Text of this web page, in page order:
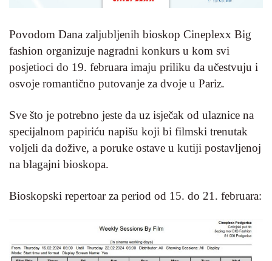
Povodom Dana zaljubljenih bioskop Cineplexx Big
fashion organizuje nagradni konkurs u kom svi
posjetioci do 19. februara imaju priliku da učestvuju i
osvoje romantično putovanje za dvoje u Pariz.
Sve što je potrebno jeste da uz isječak od ulaznice na
specijalnom papiriću napišu koji bi filmski trenutak
voljeli da dožive, a poruke ostave u kutiji postavljenoj
na blagajni bioskopa.
Bioskopski repertoar za period od 15. do 21. februara: